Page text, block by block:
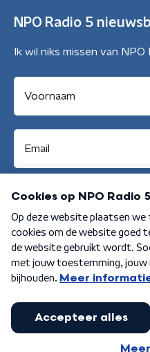
NPO Radio 5
Ik wil niks missen van NPO
Algemene voorwaarden